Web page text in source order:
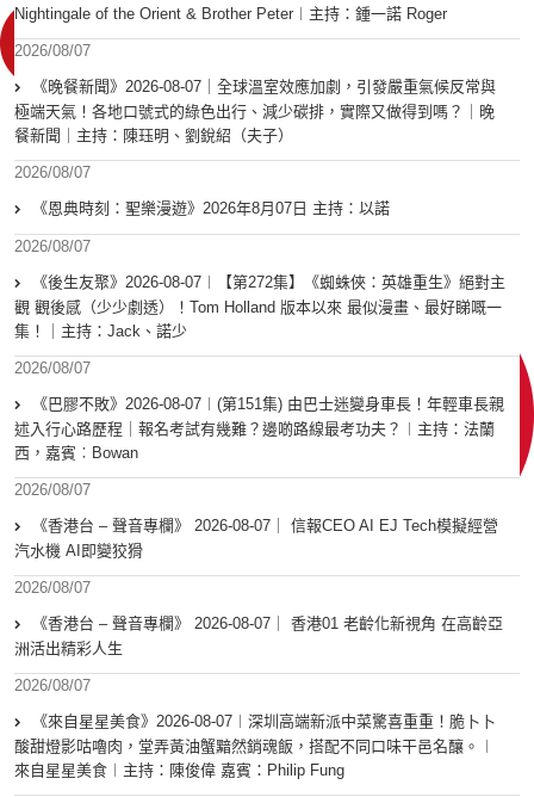
Nightingale of the Orient & Brother Peter︱主持：鍾一諾 Roger
2026/08/07
《晚餐新聞》2026-08-07｜全球溫室效應加劇，引發嚴重氣候反常與
極端天氣！各地口號式的綠色出行、減少碳排，實際又做得到嗎？｜晚
餐新聞｜主持：陳珏明、劉銳紹（夫子）
2026/08/07
《恩典時刻：聖樂漫遊》2026年8月07日 主持：以諾
2026/08/07
《後生友聚》2026-08-07︱【第272集】《蜘蛛俠：英雄重生》絕對主
觀 觀後感（少少劇透）！Tom Holland 版本以來 最似漫畫、最好睇嘅一
集！｜主持：Jack、諾少
2026/08/07
《巴膠不敗》2026-08-07︱(第151集) 由巴士迷變身車長！年輕車長親
述入行心路歷程｜報名考試有幾難？邊啲路線最考功夫？︱主持：法蘭
西，嘉賓︰Bowan
2026/08/07
《香港台 – 聲音專欄》 2026-08-07｜ 信報CEO AI EJ Tech模擬經營
汽水機 AI即變狡猾
2026/08/07
《香港台 – 聲音專欄》 2026-08-07｜ 香港01 老齡化新視角 在高齡亞
洲活出精彩人生
2026/08/07
《來自星星美食》2026-08-07︱深圳高端新派中菜驚喜重重！脆卜卜
酸甜燈影咕嚕肉，堂弄黃油蟹黯然銷魂飯，搭配不同口味干邑名釀。︱
來自星星美食︱主持：陳俊偉 嘉賓：Philip Fung